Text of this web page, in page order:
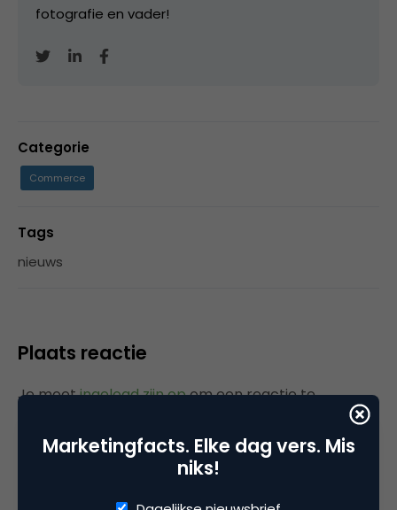
fotografie en vader!
Categorie
Commerce
Tags
nieuws
Plaats reactie
Je moetingelogd zijn opom een reactie te
Marketingfacts. Elke dag vers. Mis
niks!